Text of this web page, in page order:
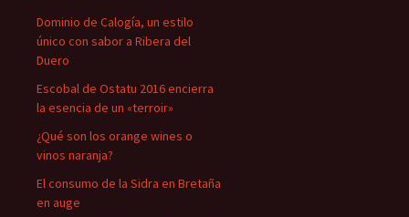
Dominio de Calogía, un estilo
único con sabor a Ribera del
Duero
Escobal de Ostatu 2016 encierra
la esencia de un «terroir»
¿Qué son los orange wines o
vinos naranja?
El consumo de la Sidra en Bretaña
en auge